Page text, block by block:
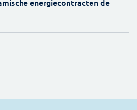
energiecontracten de